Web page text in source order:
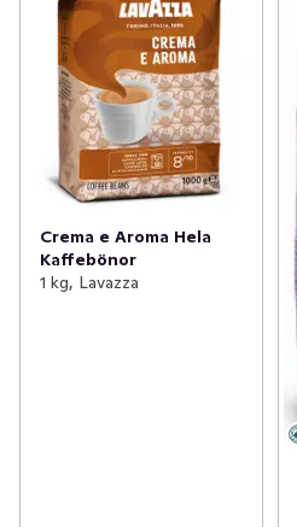
Crema e Aroma Hela
Kaffebönor
1 kg, Lavazza